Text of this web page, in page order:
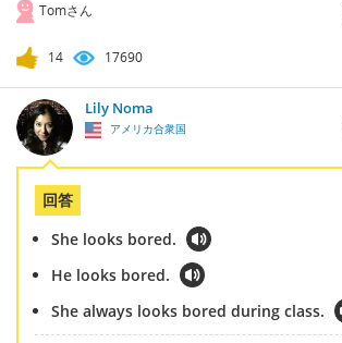
Tomさん
14 17690
Lily Noma
アメリカ合衆国
回答
She looks bored.
He looks bored.
She always looks bored during class.